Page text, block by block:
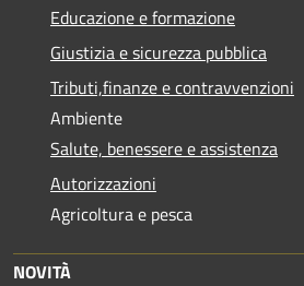
Educazione e formazione
Giustizia e sicurezza pubblica
Tributi,finanze e contravvenzioni
Ambiente
Salute, benessere e assistenza
Autorizzazioni
Agricoltura e pesca
NOVITÀ